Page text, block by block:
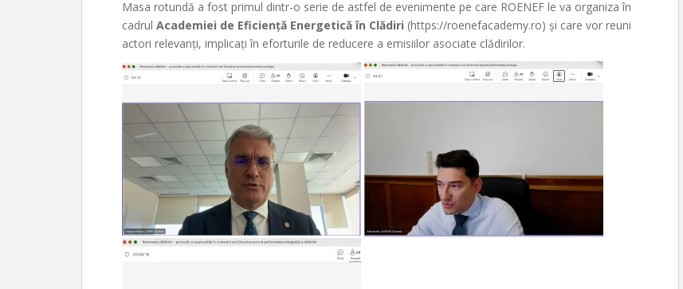
Masa rotundă a fost primul dintr-o serie de astfel de evenimente pe care ROENEF le va organiza în
cadrul Academiei de Eficiență Energetică în Clădiri (https://roenefacademy.ro) și care vor reuni
actori relevanți, implicați în eforturile de reducere a emisiilor asociate clădirilor.